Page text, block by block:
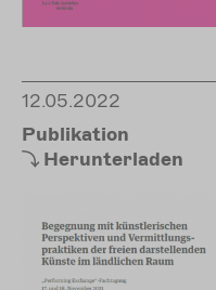
12.05.2022
Publikation
Herunterladen